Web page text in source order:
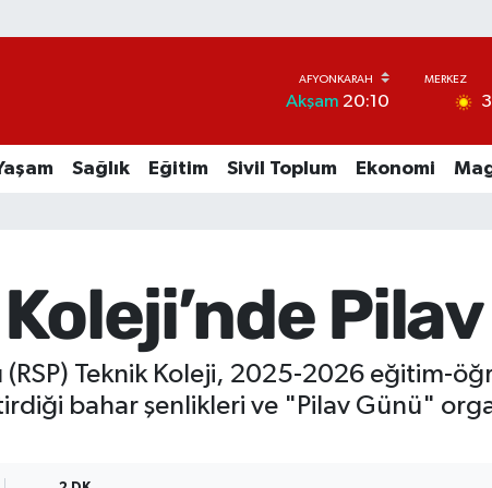
Akşam 20:10
Sağlık Eğitim Sivil Toplum Ekonomi
(RSP) Teknik Koleji, 2025-2026 eğitim-
bahar şenlikleri ve "Pilav Günü"